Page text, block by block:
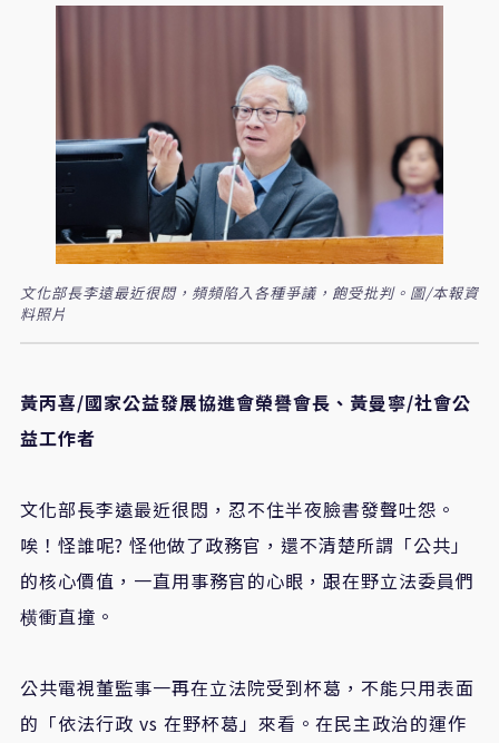
文化部長李遠最近很悶，頻頻陷入各種爭議，飽受批判。圖/本報資
料照片
黃丙喜/國家公益發展協進會榮譽會長、黃曼寧/社會公
益工作者
文化部長李遠最近很悶，忍不住半夜臉書發聲吐怨。
唉！怪誰呢? 怪他做了政務官，還不清楚所謂「公共」
的核心價值，一直用事務官的心眼，跟在野立法委員們
横衝直撞。
公共電視董監事一再在立法院受到杯葛，不能只用表面
的「依法行政 vs 在野杯葛」來看。在民主政治的運作